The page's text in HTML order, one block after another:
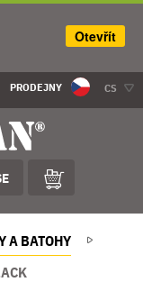
PRODEJNY CS
A BATOHY
Otevřít